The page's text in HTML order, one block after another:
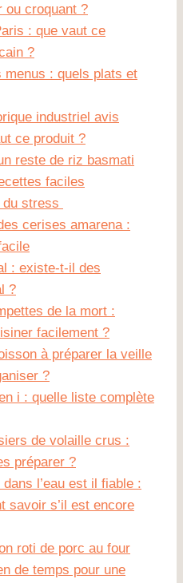
ou croquant ?
: que vaut ce
?
menus : quels plats et
industriel avis
ce produit ?
reste de riz basmati
faciles
du stress
cerises amarena :
: existe-t-il des
?
de la mort :
facilement ?
à préparer la veille
?
i : quelle liste complète
de volaille crus :
préparer ?
dans l’eau est il fiable :
savoir s’il est encore
roti de porc au four
de temps pour une